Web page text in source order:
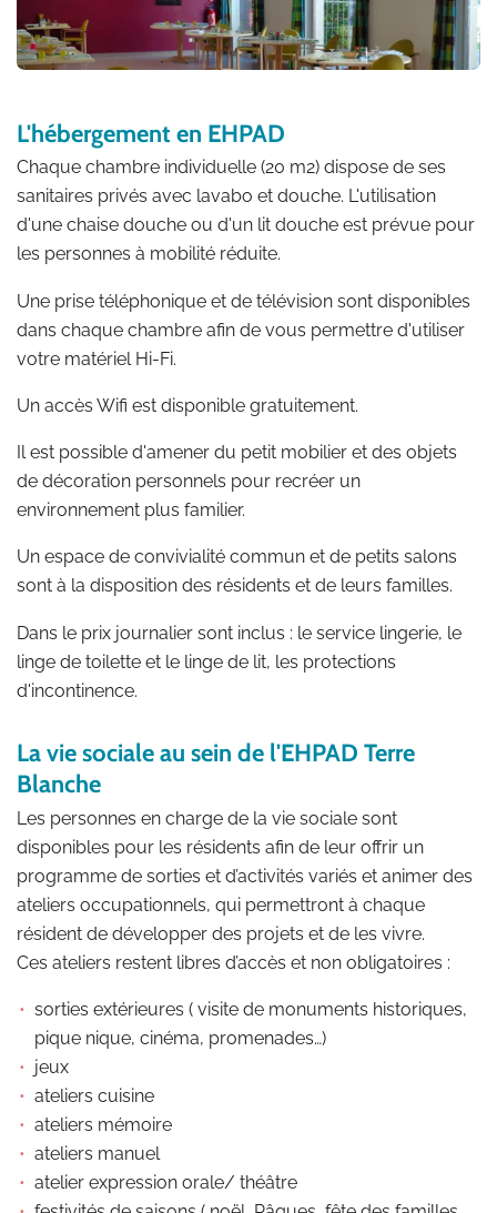
L'hébergement en EHPAD
Chaque chambre individuelle (20 m2) dispose de ses
sanitaires privés avec lavabo et douche. L'utilisation
d'une chaise douche ou d'un lit douche est prévue pour
les personnes à mobilité réduite.
Une prise téléphonique et de télévision sont disponibles
dans chaque chambre afin de vous permettre d'utiliser
votre matériel Hi-Fi.
Un accès Wifi est disponible gratuitement.
Il est possible d'amener du petit mobilier et des objets
de décoration personnels pour recréer un
environnement plus familier.
Un espace de convivialité commun et de petits salons
sont à la disposition des résidents et de leurs familles.
Dans le prix journalier sont inclus : le service lingerie, le
linge de toilette et le linge de lit, les protections
d'incontinence.
La vie sociale au sein de l'EHPAD Terre
Blanche
Les personnes en charge de la vie sociale sont
disponibles pour les résidents afin de leur offrir un
programme de sorties et d’activités variés et animer des
ateliers occupationnels, qui permettront à chaque
résident de développer des projets et de les vivre.
Ces ateliers restent libres d’accès et non obligatoires :
sorties extérieures ( visite de monuments historiques,
pique nique, cinéma, promenades…)
jeux
ateliers cuisine
ateliers mémoire
ateliers manuel
atelier expression orale/ théâtre